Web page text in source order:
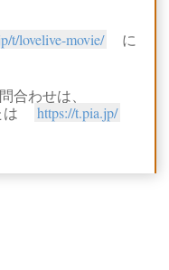
t/lovelive-movie/
に
合わせは、
は
https://t.pia.jp/